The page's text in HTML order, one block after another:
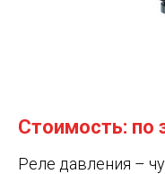
Стоимость: по
Реле давления –